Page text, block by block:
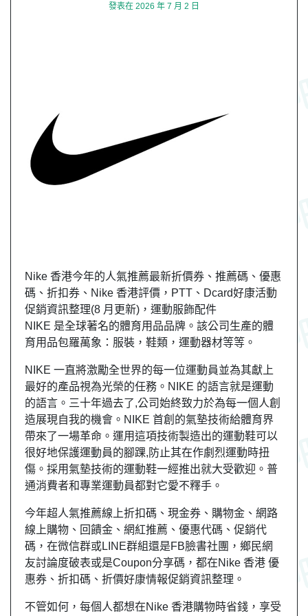
發表在 2026 年 7 月 2 日
Nike 香港今年的人氣推薦最新折價券、推薦碼、優惠
碼、折扣券、Nike 香港評價，PTT、Dcard好康活動
促銷資訊整理(8 月更新)，運動服飾配件
NIKE 是全球著名的體育用品品牌。該公司生產的體
育用品包羅萬象：服裝，鞋類，運動器材等等。
NIKE 一直將激勵全世界的每一位運動員並為其獻上
最好的產品視為光榮的任務。NIKE 的語言就是運動
的語言。三十年過去了,公司始終致力於為每一個人創
造展現自我的機會。NIKE 首創的氣墊技術給體育界
帶來了一場革命。運用這項技術製造出的運動鞋可以
很好地保護運動員的腳踝,防止其在作劇烈運動時扭
傷。採用氣墊技術的運動鞋一經推出就大受歡迎。普
通消費者和專業運動員都對它愛不釋手。
今年超人氣推薦線上折扣碼、現金券、購物金、網路
線上購物、回饋金、網紅推薦、優惠代碼、促銷代
碼，在微信群或LINE群組還是FB臉書社團， 鄉民網
友討論度破表或是Coupon分享碼，都在Nike 香港 優
惠券、折扣碼、折價好康情報促銷資訊整理。
不管如何，每個人都想在Nike 香港購物時省錢，享受